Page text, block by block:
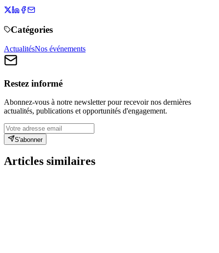
Catégories
ActualitésNos événements
Restez informé
Abonnez-vous à notre newsletter pour recevoir nos dernières
actualités, publications et opportunités d'engagement.
S'abonner
Articles similaires